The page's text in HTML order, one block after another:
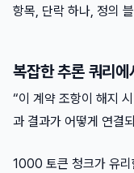
항목, 단락 하나, 정의
복잡한 추론 쿼리
“이 계약 조항이 해지
과 결과가 어떻게 연결
1000 토큰 청크가 유리